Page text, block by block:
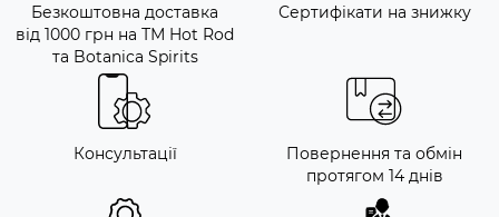
Безкоштовна доставка
від 1000 грн на ТМ Hot Rod
та Botanica Spirits
Сертифікати на знижку
Консультації
Повернення та обмін
протягом 14 днів